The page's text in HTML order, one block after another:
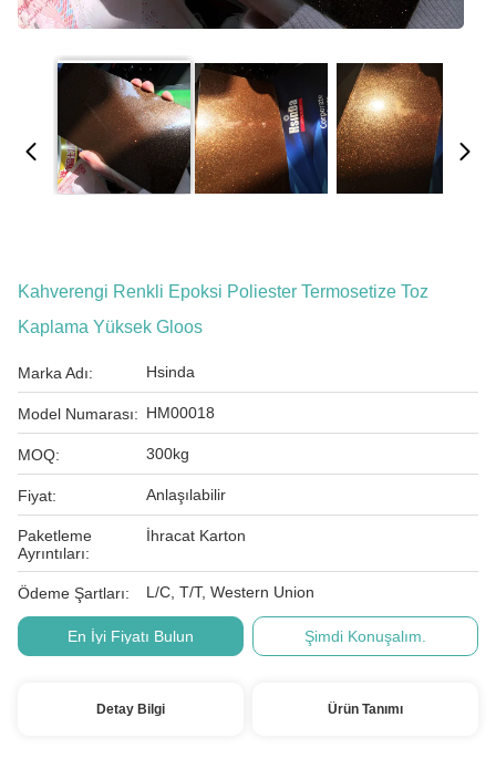
Kahverengi Renkli Epoksi Poliester Termosetize Toz
Kaplama Yüksek Gloos
Marka Adı: Hsinda
Model Numarası: HM00018
MOQ: 300kg
Fiyat: Anlaşılabilir
Paketleme
Ayrıntıları:
İhracat Karton
Ödeme Şartları: L/C, T/T, Western Union
En İyi Fiyatı Bulun Şimdi Konuşalım.
Detay Bilgi Ürün Tanımı